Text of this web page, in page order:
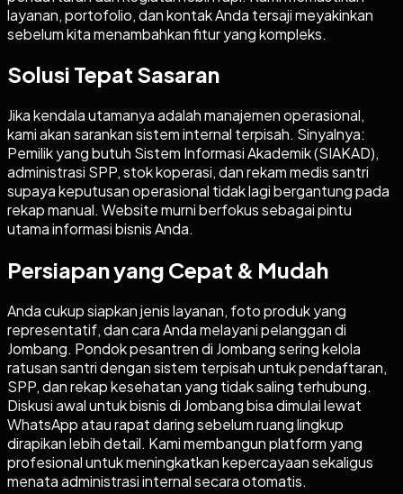
layanan, portofolio, dan kontak Anda tersaji meyakinkan
sebelum kita menambahkan fitur yang kompleks.
Solusi Tepat Sasaran
Jika kendala utamanya adalah manajemen operasional,
kami akan sarankan sistem internal terpisah. Sinyalnya:
Pemilik yang butuh Sistem Informasi Akademik (SIAKAD),
administrasi SPP, stok koperasi, dan rekam medis santri
supaya keputusan operasional tidak lagi bergantung pada
rekap manual. Website murni berfokus sebagai pintu
utama informasi bisnis Anda.
Persiapan yang Cepat & Mudah
Anda cukup siapkan jenis layanan, foto produk yang
representatif, dan cara Anda melayani pelanggan di
Jombang. Pondok pesantren di Jombang sering kelola
ratusan santri dengan sistem terpisah untuk pendaftaran,
SPP, dan rekap kesehatan yang tidak saling terhubung.
Diskusi awal untuk bisnis di Jombang bisa dimulai lewat
WhatsApp atau rapat daring sebelum ruang lingkup
dirapikan lebih detail. Kami membangun platform yang
profesional untuk meningkatkan kepercayaan sekaligus
menata administrasi internal secara otomatis.